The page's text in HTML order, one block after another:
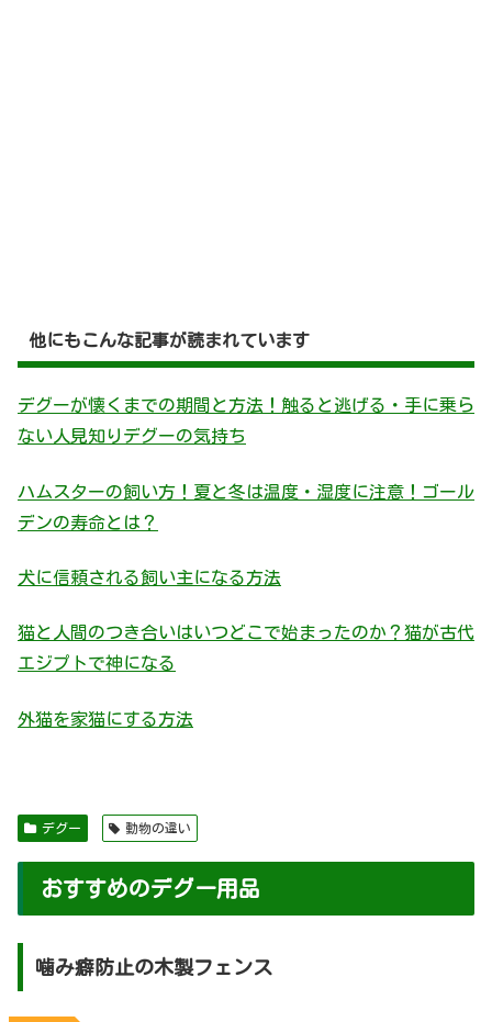
他にもこんな記事が読まれています
デグーが懐くまでの期間と方法！触ると逃げる・手に乗ら
ない人見知りデグーの気持ち
ハムスターの飼い方！夏と冬は温度・湿度に注意！ゴール
デンの寿命とは？
犬に信頼される飼い主になる方法
猫と人間のつき合いはいつどこで始まったのか？猫が古代
エジプトで神になる
外猫を家猫にする方法
デグー 動物の違い
おすすめのデグー用品
噛み癖防止の木製フェンス